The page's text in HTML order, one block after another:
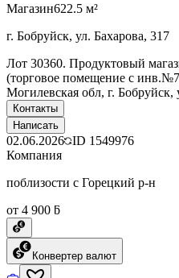
Магазин622.5 м²
г. Бобруйск, ул. Бахарова, 317
Лот 30360. Продуктовый
(торговое помещение с
Могилевская обл, г. Бобруйск,
Контакты
Написать
02.06.2026 ID 1549976
Компания
поблизости с Горецкий р-н
от 4 900 ƃ
Конвертер валют